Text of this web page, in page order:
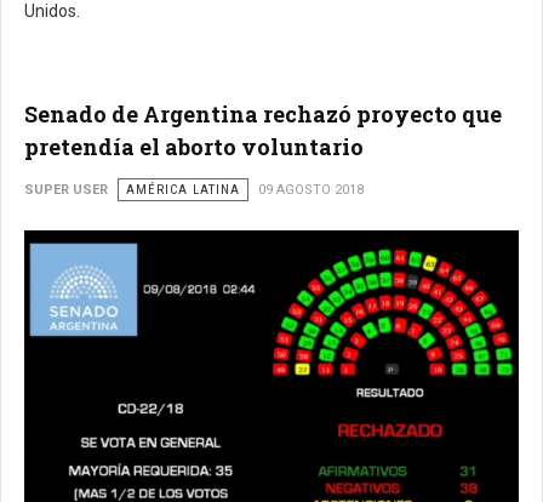
Unidos.
Senado de Argentina rechazó proyecto que
pretendía el aborto voluntario
SUPER USER AMÉRICA LATINA 09 AGOSTO 2018